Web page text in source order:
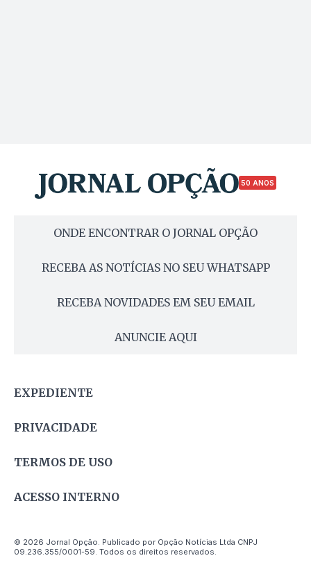
50 ANOS
ONDE ENCONTRAR O JORNAL OPÇÃO
RECEBA AS NOTÍCIAS NO SEU WHATSAPP
RECEBA NOVIDADES EM SEU EMAIL
ANUNCIE AQUI
EXPEDIENTE
PRIVACIDADE
TERMOS DE USO
ACESSO INTERNO
© 2026 Jornal Opção. Publicado por Opção Notícias Ltda CNPJ
09.236.355/0001-59. Todos os direitos reservados.